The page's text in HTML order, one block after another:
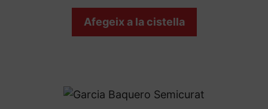
Afegeix a la cistella